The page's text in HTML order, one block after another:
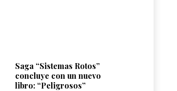
Saga “Sistemas Rotos”
concluye con un nuevo
libro: “Peligrosos”